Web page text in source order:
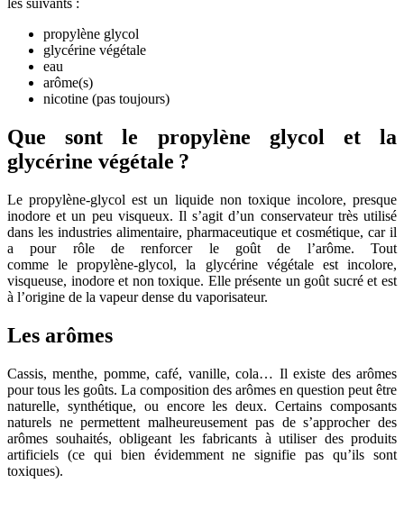
les suivants :
propylène glycol
glycérine végétale
eau
arôme(s)
nicotine (pas toujours)
Que sont le propylène glycol et la
glycérine végétale ?
Le propylène-glycol est un liquide non toxique incolore, presque
inodore et un peu visqueux. Il s’agit d’un conservateur très utilisé
dans les industries alimentaire, pharmaceutique et cosmétique, car il
a pour rôle de renforcer le goût de l’arôme. Tout
comme le propylène-glycol, la glycérine végétale est incolore,
visqueuse, inodore et non toxique. Elle présente un goût sucré et est
à l’origine de la vapeur dense du vaporisateur.
Les arômes
Cassis, menthe, pomme, café, vanille, cola… Il existe des arômes
pour tous les goûts. La composition des arômes en question peut être
naturelle, synthétique, ou encore les deux. Certains composants
naturels ne permettent malheureusement pas de s’approcher des
arômes souhaités, obligeant les fabricants à utiliser des produits
artificiels (ce qui bien évidemment ne signifie pas qu’ils sont
toxiques).